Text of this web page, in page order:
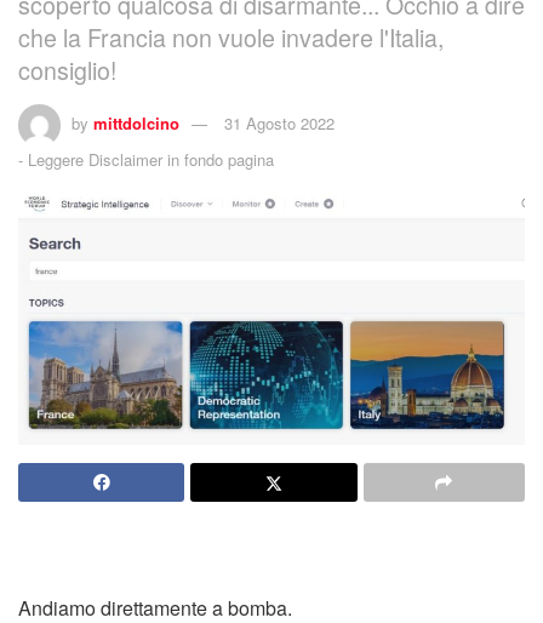
che la Francia non vuole invadere l'Italia,
consiglio!
by mittdolcino
31 Agosto 2022
- Leggere Disclaimer in fondo pagina
Andiamo direttamente a bomba.